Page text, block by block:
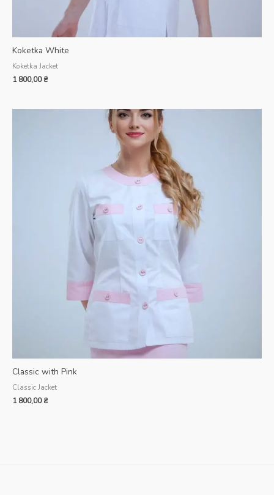
Koketka White
Koketka Jacket
1 800,00₴
Classic with Pink
Classic Jacket
1 800,00₴